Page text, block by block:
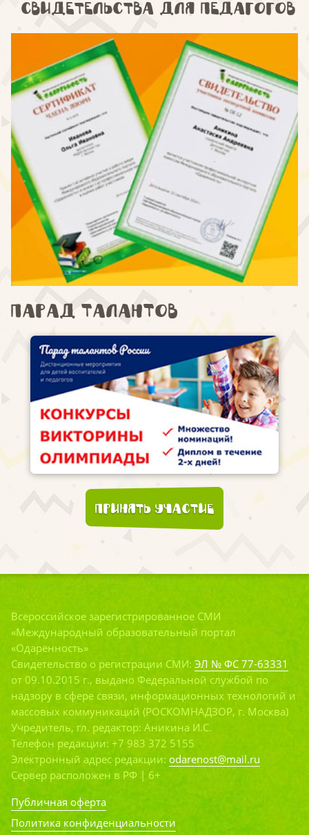
Свидетельства для педагогов
Парад талантов
Принять участие
Всероссийское зарегистрированное СМИ
«Международный образовательный портал
«Одаренность»
Свидетельство о регистрации СМИ: ЭЛ № ФС 77-63331
от 09.10.2015 г., выдано Федеральной службой по
надзору в сфере связи, информационных технологий и
массовых коммуникаций (РОСКОМНАДЗОР, г. Москва)
Учредитель, гл. редактор: Аникина И.С.
Телефон редакции: +7 983 372 5155
Электронный адрес редакции: odarenost@mail.ru
Сервер расположен в РФ | 6+
Публичная оферта
Политика конфиденциальности